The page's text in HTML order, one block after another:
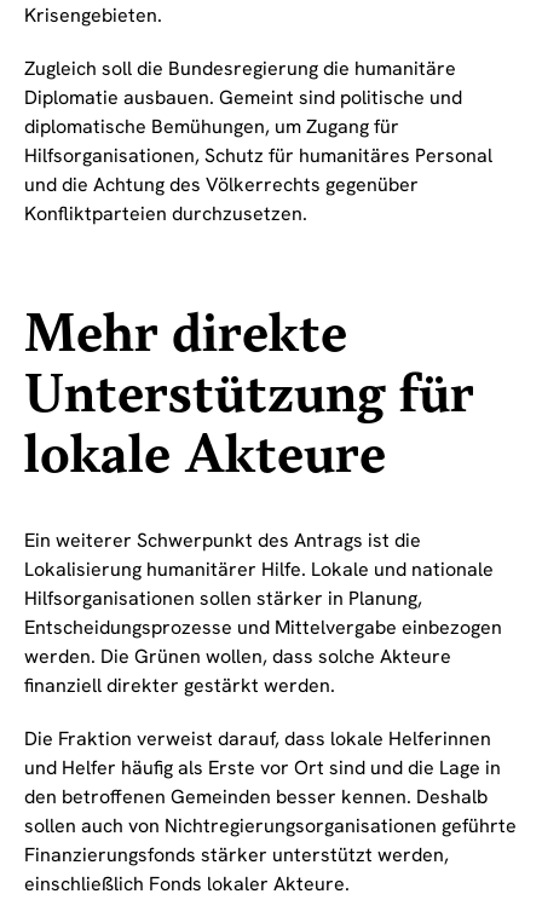
Krisengebieten.
Zugleich soll die Bundesregierung die humanitäre
Diplomatie ausbauen. Gemeint sind politische und
diplomatische Bemühungen, um Zugang für
Hilfsorganisationen, Schutz für humanitäres Personal
und die Achtung des Völkerrechts gegenüber
Konfliktparteien durchzusetzen.
Mehr direkte
Unterstützung für
lokale Akteure
Ein weiterer Schwerpunkt des Antrags ist die
Lokalisierung humanitärer Hilfe. Lokale und nationale
Hilfsorganisationen sollen stärker in Planung,
Entscheidungsprozesse und Mittelvergabe einbezogen
werden. Die Grünen wollen, dass solche Akteure
finanziell direkter gestärkt werden.
Die Fraktion verweist darauf, dass lokale Helferinnen
und Helfer häufig als Erste vor Ort sind und die Lage in
den betroffenen Gemeinden besser kennen. Deshalb
sollen auch von Nichtregierungsorganisationen geführte
Finanzierungsfonds stärker unterstützt werden,
einschließlich Fonds lokaler Akteure.